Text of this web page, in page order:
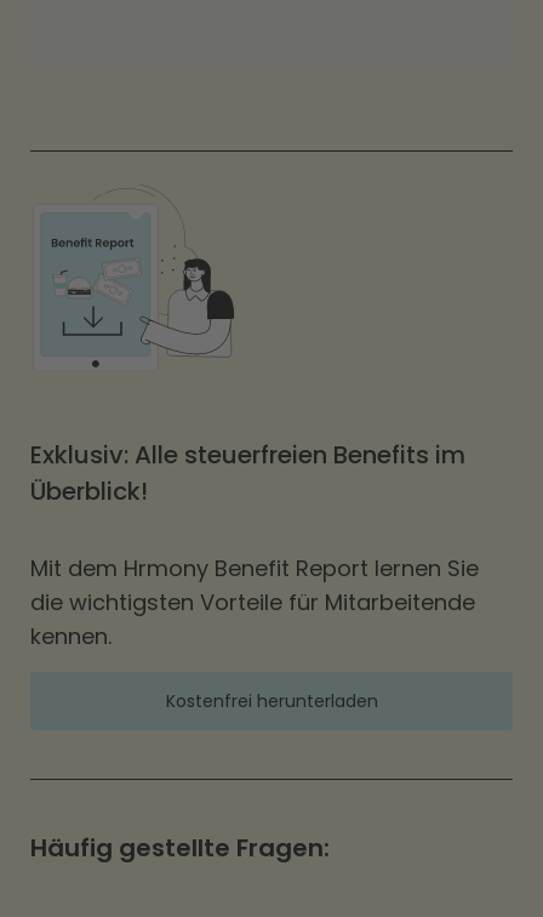
Exklusiv: Alle steuerfreien Benefits im
Überblick!
Mit dem Hrmony Benefit Report lernen Sie
die wichtigsten Vorteile für Mitarbeitende
kennen.
Kostenfrei herunterladen
Häufig gestellte Fragen: